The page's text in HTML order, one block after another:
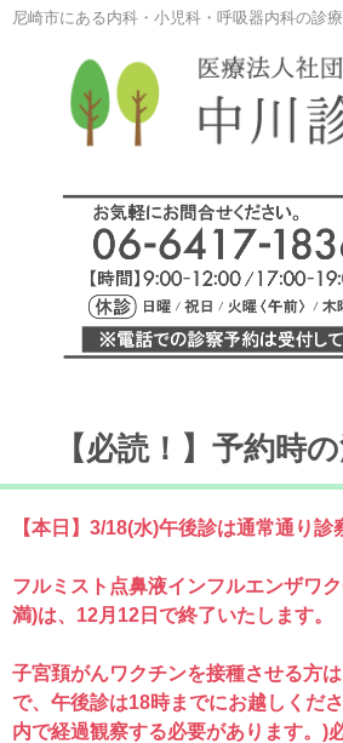
尼崎市にある内科・小児科・呼吸器内科の診
【必読！】予約時
【本日】3/18(水)午後診は通常通り診
フルミスト点鼻液インフルエンザワ
満)は、12月12日で終了いたします。
子宮頚がんワクチンを接種させる方
で、午後診は18時までにお越しくだ
内で経過観察する必要があります。)